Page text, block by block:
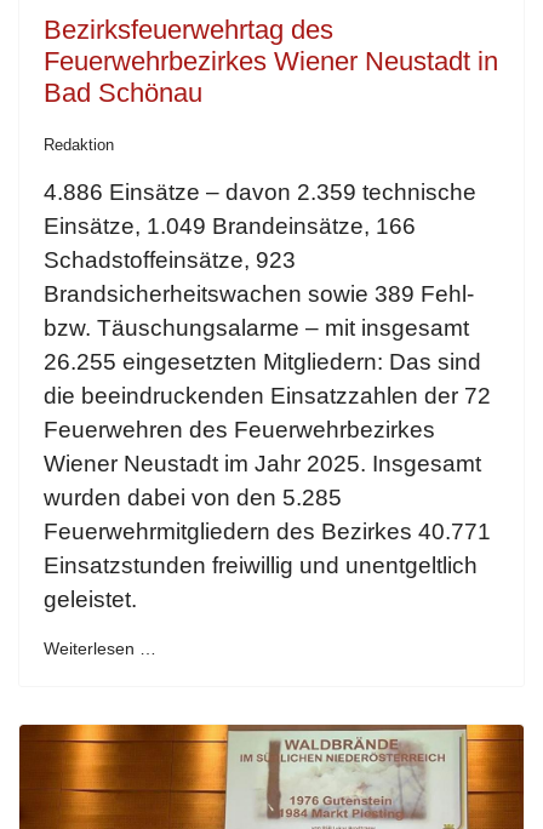
Bezirksfeuerwehrtag des
Feuerwehrbezirkes Wiener Neustadt in
Bad Schönau
Redaktion
4.886 Einsätze – davon 2.359 technische
Einsätze, 1.049 Brandeinsätze, 166
Schadstoffeinsätze, 923
Brandsicherheitswachen sowie 389 Fehl-
bzw. Täuschungsalarme – mit insgesamt
26.255 eingesetzten Mitgliedern: Das sind
die beeindruckenden Einsatzzahlen der 72
Feuerwehren des Feuerwehrbezirkes
Wiener Neustadt im Jahr 2025. Insgesamt
wurden dabei von den 5.285
Feuerwehrmitgliedern des Bezirkes 40.771
Einsatzstunden freiwillig und unentgeltlich
geleistet.
Weiterlesen …